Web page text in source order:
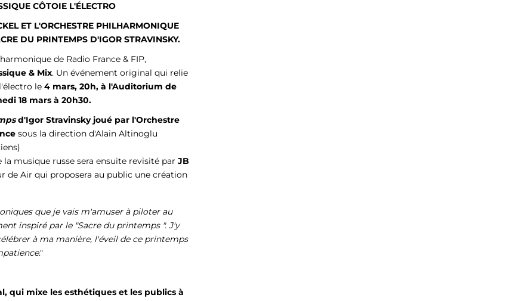
CÔTOIE L'ÉLECTRO
ET L'ORCHESTRE PHILHARMONIQUE
DU PRINTEMPS D'IGOR STRAVINSKY.
de Radio France & FIP,
& Mix. Un événement original qui relie
le 4 mars, 20h, à l'Auditorium de
18 mars à 20h30.
d'Igor Stravinsky joué par l'Orchestre
sous la direction d'Alain Altinoglu
la musique russe sera ensuite revisité par JB
de Air qui proposera au public une création
que je vais m'amuser à piloter au
inspiré par le "Sacre du printemps ". J'y
à ma manière, l'éveil de ce printemps
."
qui mixe les esthétiques et les publics à